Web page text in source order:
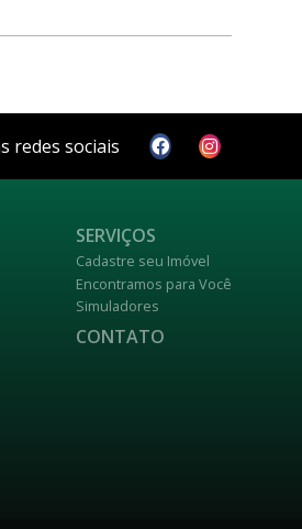
redes sociais
SERVIÇOS
Cadastre seu Imóvel
Encontramos para Você
Simuladores
CONTATO